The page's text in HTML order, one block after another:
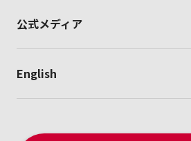
公式メディア
English